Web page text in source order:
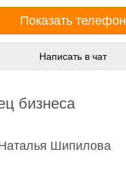
Показать телефон
Написать в чат
бизнеса
Шипилова